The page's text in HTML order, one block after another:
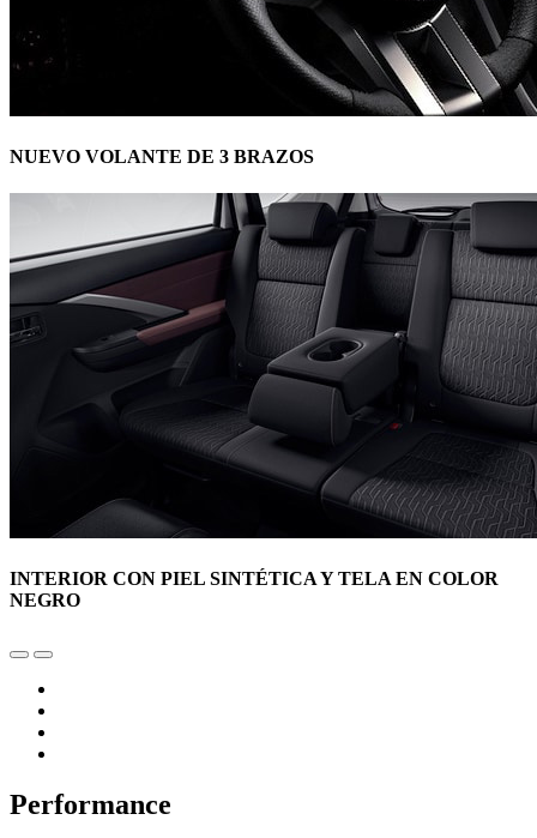
NUEVO VOLANTE DE 3 BRAZOS
INTERIOR CON PIEL SINTÉTICA Y TELA EN COLOR
NEGRO
Performance